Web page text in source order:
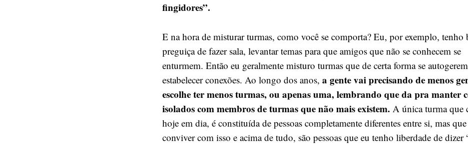
fingidores”.
E na hora de misturar turmas, como você se comporta? Eu, por exemplo, tenho
preguiça de fazer sala, levantar temas para que amigos que não se conhecem se
enturmem. Então eu geralmente misturo turmas que de certa forma se
estabelecer conexões. Ao longo dos anos, a gente vai precisando de menos
escolhe ter menos turmas, ou apenas uma, lembrando que da pra manter
isolados com membros de turmas que não mais existem. A única turma que
hoje em dia, é constituída de pessoas completamente diferentes entre si, mas
conviver com isso e acima de tudo, são pessoas que eu tenho liberdade de dizer